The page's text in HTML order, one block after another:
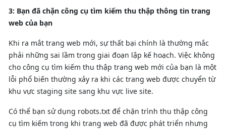
3: Bạn đã chặn công cụ tìm kiếm thu thập thông tin trang
web của bạn
Khi ra mắt trang web mới, sự thất bại chính là thường mắc
phải những sai lầm trong giai đoạn lập kế hoạch. Việc không
cho công cụ tìm kiếm thu thập trang web mới của bạn là một
lỗi phổ biến thường xảy ra khi các trang web được chuyển từ
khu vực staging site sang khu vực live site.
Có thể bạn sử dụng robots.txt để chặn trình thu thập công
cụ tìm kiếm trong khi trang web đã được phát triển nhưng